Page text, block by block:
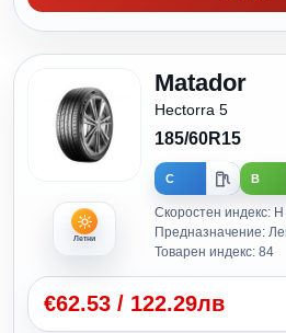
Летни
Matador
Hectorra 5
185/60R15
C B
Скоростен индекс:
Предназначение:
Товарен индекс: 84
€62.53 / 122.29лв